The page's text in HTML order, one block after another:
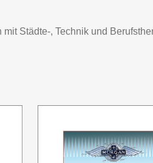
Städte-, Technik und